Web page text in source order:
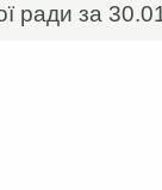
ради за